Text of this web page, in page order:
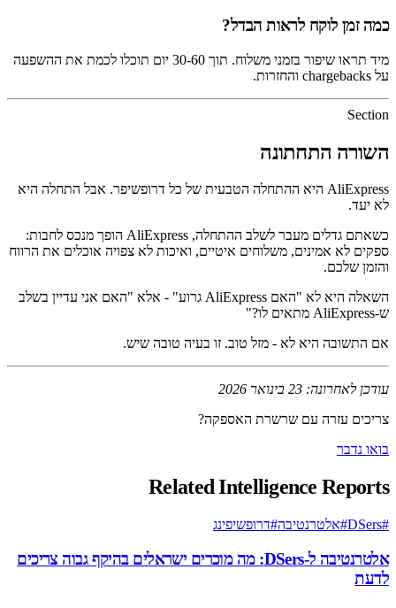
כמה זמן לוקח לראות הבדל?
מיד תראו שיפור בזמני משלוח. תוך 30-60 יום תוכלו לכמת את ההשפעה
על chargebacks והחזרות.
Section
השורה התחתונה
AliExpress היא ההתחלה הטבעית של כל דרופשיפר. אבל התחלה היא
לא יעד.
כשאתם גדלים מעבר לשלב ההתחלה, AliExpress הופך מנכס לחבות:
ספקים לא אמינים, משלוחים איטיים, ואיכות לא צפויה אוכלים את הרווח
והזמן שלכם.
השאלה היא לא "האם AliExpress גרוע" - אלא "האם אני עדיין בשלב
ש-AliExpress מתאים לו?"
אם התשובה היא לא - מזל טוב. זו בעיה טובה שיש.
עודכן לאחרונה: 23 בינואר 2026
צריכים עזרה עם שרשרת האספקה?
בואו נדבר
Related Intelligence Reports
#
DSers
#אלטרנטיבה#דרופשיפינג
אלטרנטיבה ל-DSers: מה מוכרים ישראלים בהיקף גבוה צריכים
לדעת